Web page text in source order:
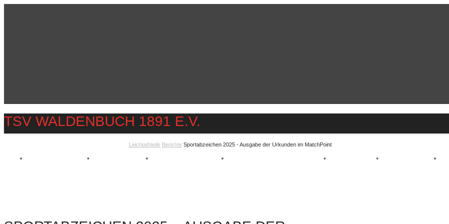
TSV WALDENBUCH 1891 E.V.
STARTSEITE
ÜBER UNS ABTEILUNGEN STELLENANGEBOTE TERMINE BERICHTE
Leichtathletik Berichte Sportabzeichen 2025 - Ausgabe der Urkunden im MatchPoint